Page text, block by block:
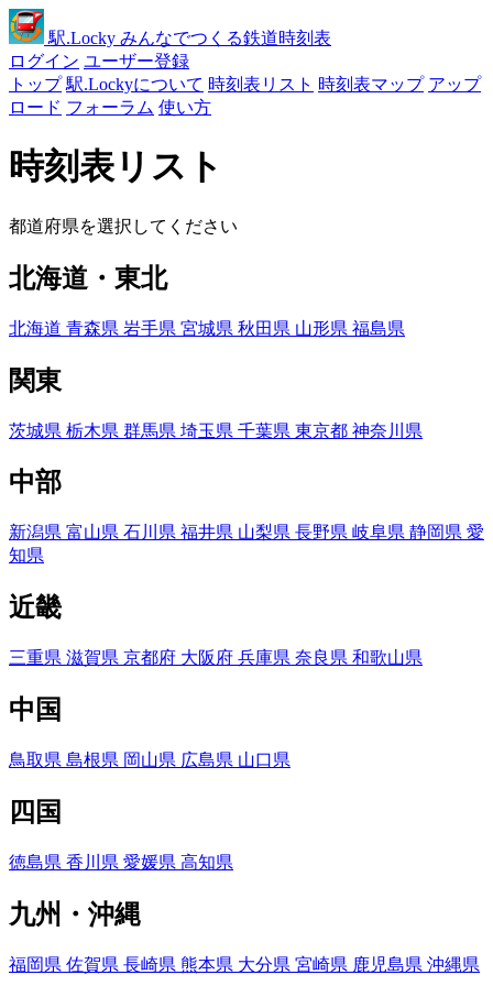
駅.Locky みんなでつくる鉄道時刻表
ログイン ユーザー登録
トップ 駅.Lockyについて 時刻表リスト 時刻表マップ アップ
ロード フォーラム 使い方
時刻表リスト
都道府県を選択してください
北海道・東北
北海道 青森県 岩手県 宮城県 秋田県 山形県 福島県
関東
茨城県 栃木県 群馬県 埼玉県 千葉県 東京都 神奈川県
中部
新潟県 富山県 石川県 福井県 山梨県 長野県 岐阜県 静岡県 愛
知県
近畿
三重県 滋賀県 京都府 大阪府 兵庫県 奈良県 和歌山県
中国
鳥取県 島根県 岡山県 広島県 山口県
四国
徳島県 香川県 愛媛県 高知県
九州・沖縄
福岡県 佐賀県 長崎県 熊本県 大分県 宮崎県 鹿児島県 沖縄県